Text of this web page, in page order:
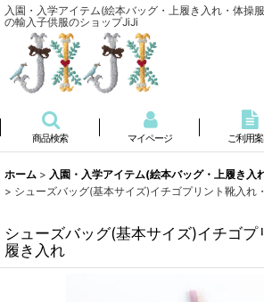
入園・入学アイテム(絵本バッグ・上履き入れ・体操
の輸入子供服のショップJiJi
商品検索 マイページ ご利用
ホーム > 入園・入学アイテム(絵本バッグ・上履き入
> シューズバッグ(基本サイズ)イチゴプリント靴入れ
シューズバッグ(基本サイズ)イチゴプ
履き入れ